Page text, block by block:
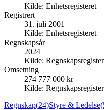
Kilde: Enhetsregisteret
Registrert
31. juli 2001
Kilde: Enhetsregisteret
Regnskapsår
2024
Kilde:
Omsetning
274 777 000 kr
Kilde:
Regnskap(24)Styre & Ledelse(